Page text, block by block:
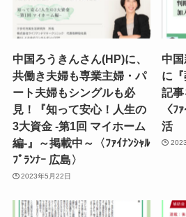
中国ろうきんさん(HP)に、
共働き夫婦も専業主婦・パ
ート夫婦もシングルも必
見！『知って安心！人生の
3大資金 -第1回 マイホーム
編-』～掲載中～〈ﾌｧｲﾅﾝｼｬﾙ
ﾌﾟﾗﾝﾅｰ 広島〉
2023年5月22日
中
に『
記
〈ﾌ
活